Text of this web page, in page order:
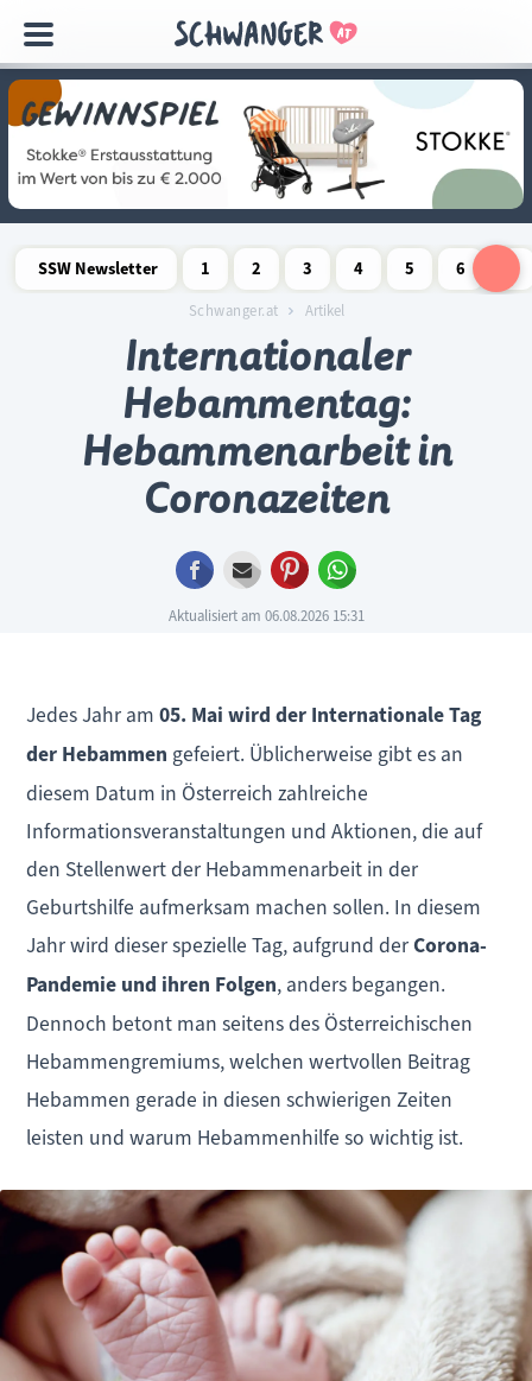
überspringen
SSW Newsletter
1
Schwangerschaftswoche
2
Schwangerschaftswoche
3
Schwangerschaftswoche
4
Schwangerschaftswoche
5
Schwangerschaftswoche
6
Schwanger.at Artikel
Internationaler
Hebammentag:
Hebammenarbeit in
Coronazeiten
Facebook
E-mail Pinterest
Aktualisiert am 06.08.2026 15:31
Jedes Jahr am 05. Mai wird der Internationale Tag
der Hebammen gefeiert. Üblicherweise gibt es an
diesem Datum in Österreich zahlreiche
Informationsveranstaltungen und Aktionen, die auf
den Stellenwert der Hebammenarbeit in der
Geburtshilfe aufmerksam machen sollen. In diesem
Jahr wird dieser spezielle Tag, aufgrund derCorona-
Pandemie und ihren Folgen, anders begangen.
Dennoch betont man seitens des Österreichischen
Hebammengremiums, welchen wertvollen Beitrag
Hebammen gerade in diesen schwierigen Zeiten
leisten und warum Hebammenhilfe so wichtig ist.